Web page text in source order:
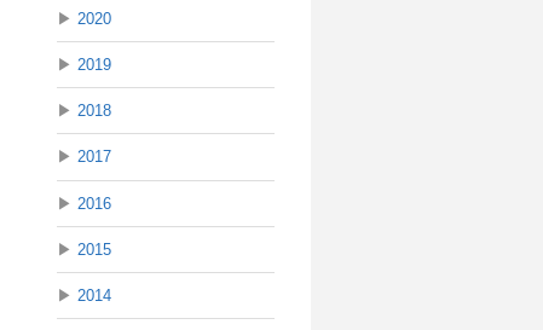
▶ 2020
▶ 2019
▶ 2018
▶ 2017
▶ 2016
▶ 2015
▶ 2014